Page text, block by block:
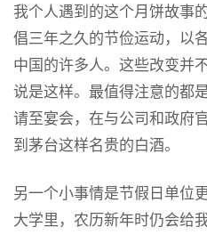
我个人遇到的这个月饼故事
倡三年之久的节俭运动，以
中国的许多人。这些改变并
说是这样。最值得注意的都
请至宴会，在与公司和政府
到茅台这样名贵的白酒。
另一个小事情是节假日单位
大学里，农历新年时仍会给